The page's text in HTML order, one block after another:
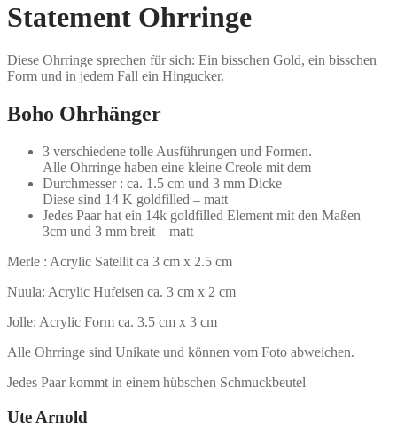
Statement Ohrringe
Diese Ohrringe sprechen für sich: Ein bisschen Gold, ein bisschen
Form und in jedem Fall ein Hingucker.
Boho Ohrhänger
3 verschiedene tolle Ausführungen und Formen.
Alle Ohrringe haben eine kleine Creole mit dem
Durchmesser : ca. 1.5 cm und 3 mm Dicke
Diese sind 14 K goldfilled – matt
Jedes Paar hat ein 14k goldfilled Element mit den Maßen
3cm und 3 mm breit – matt
Merle : Acrylic Satellit ca 3 cm x 2.5 cm
Nuula: Acrylic Hufeisen ca. 3 cm x 2 cm
Jolle: Acrylic Form ca. 3.5 cm x 3 cm
Alle Ohrringe sind Unikate und können vom Foto abweichen.
Jedes Paar kommt in einem hübschen Schmuckbeutel
Ute Arnold